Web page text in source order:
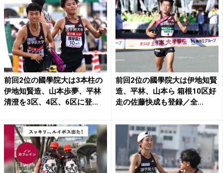
前回2位の國學院大は3本柱の
伊地知賢造、山本歩夢、平林
清澄を3区、4区、6区に登...
前回2位の國學院大は伊地知賢
造、平林、山本ら 箱根10区好
走の佐藤快成も登録／全...